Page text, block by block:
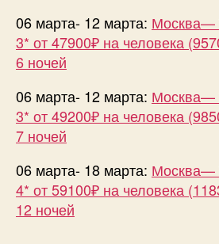
06 марта- 12 марта: Москва—
3* от 47900₽ на человека
6 ночей
06 марта- 12 марта: Москва—
3* от 49200₽ на человека
7 ночей
06 марта- 18 марта: Москва—
4* от 59100₽ на человека
12 ночей